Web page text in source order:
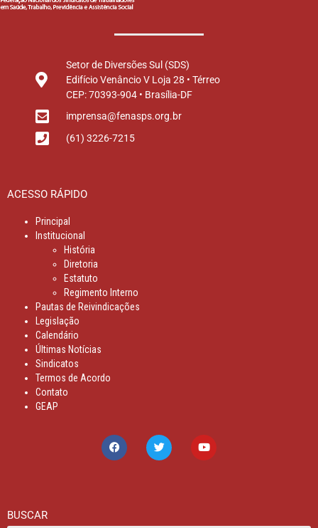
Setor de Diversões Sul (SDS)
Edifício Venâncio V Loja 28 • Térreo
CEP: 70393-904 • Brasília-DF
imprensa@fenasps.org.br
(61) 3226-7215
ACESSO RÁPIDO
Principal
Institucional
História
Diretoria
Estatuto
Regimento Interno
Pautas de Reivindicações
Legislação
Calendário
Últimas Notícias
Sindicatos
Termos de Acordo
Contato
GEAP
BUSCAR